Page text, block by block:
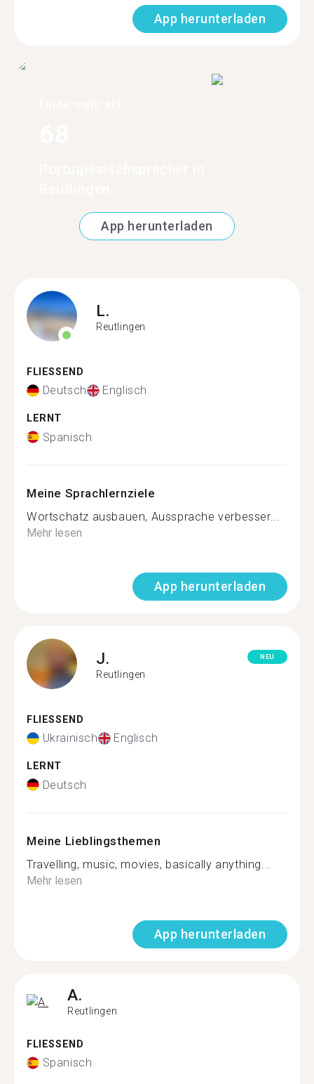
App herunterladen
App herunterladen
L.
Reutlingen
FLIESSEND
Deutsch Englisch
LERNT
Spanisch
Meine Sprachlernziele
Wortschatz ausbauen, Aussprache verbesser...
Mehr lesen
App herunterladen
J.
Reutlingen
NEU
FLIESSEND
Ukrainisch Englisch
LERNT
Deutsch
Meine Lieblingsthemen
Travelling, music, movies, basically anything...
Mehr lesen
App herunterladen
A.
Reutlingen
FLIESSEND
Spanisch